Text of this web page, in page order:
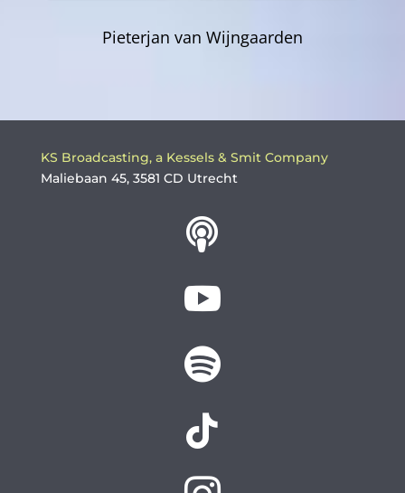
Pieterjan van Wijngaarden
KS Broadcasting, a Kessels & Smit Company
Maliebaan 45, 3581 CD Utrecht



